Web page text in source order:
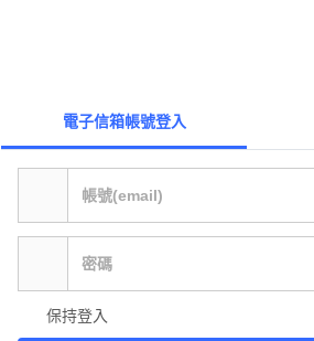
電子信箱帳號登入
保持登入